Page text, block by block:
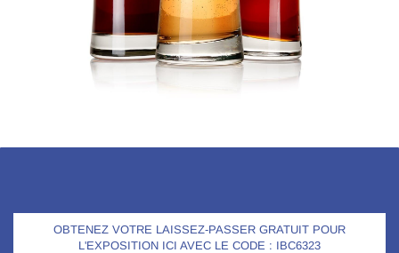
OBTENEZ VOTRE LAISSEZ-PASSER GRATUIT POUR
L'EXPOSITION ICI AVEC LE CODE : IBC6323